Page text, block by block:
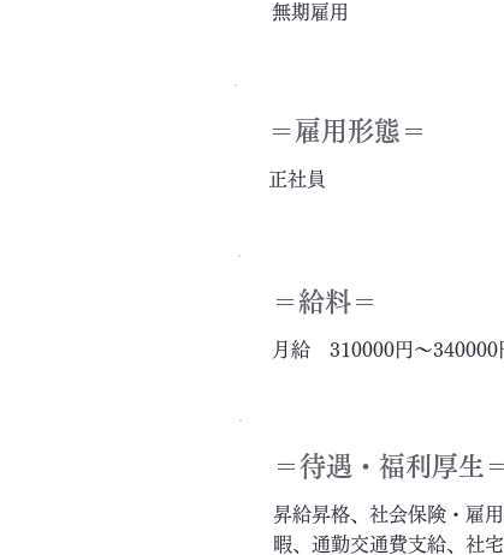
無期雇用
＝雇用形態＝
正社員
＝給料＝
月給 310000円～340000
＝​待遇・福利厚生
昇給昇格、社会保険・雇
暇、通勤交通費支給、社